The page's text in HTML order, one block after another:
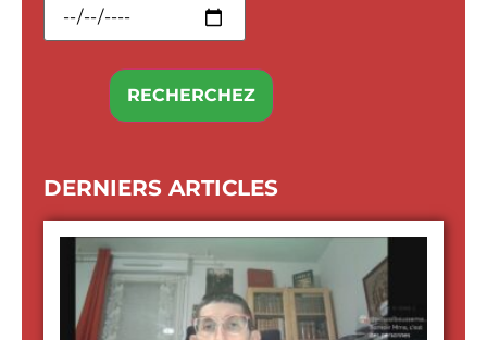
DERNIERS ARTICLES